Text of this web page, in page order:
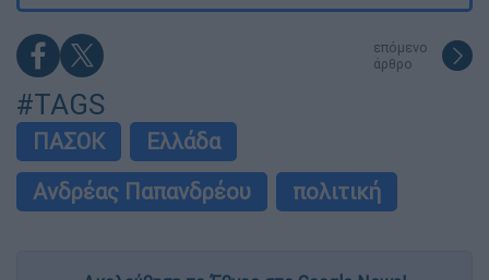
επόμενο
άρθρο
#TAGS
ΠΑΣΟΚ
Ελλάδα
Ανδρέας Παπανδρέου
πολιτική